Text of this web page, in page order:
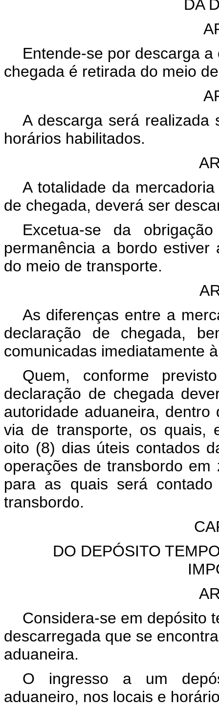
DA
Entende-se por descarga
chegada é retirada do meio
A descarga será realizada
horários habilitados.
A totalidade da
de chegada, deverá ser
Excetua-se da
permanência a bordo
do meio de transporte.
As diferenças entre a
declaração de chegada,
comunicadas imediatamente
Quem, conforme
declaração de chegada
autoridade aduaneira,
via de transporte, os quais,
oito (8) dias úteis contados
operações de transbordo
para as quais será
transbordo.
DO DEPÓSITO
Considera-se em depósito
descarregada que se
aduaneira.
O ingresso a um
aduaneiro, nos locais e